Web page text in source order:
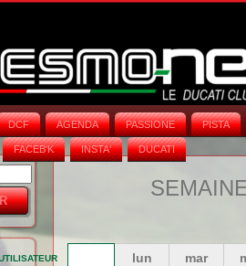
DCF AGENDA PASSIONE PISTA
FACEB'K INSTA‘ DUCATI
lun mar